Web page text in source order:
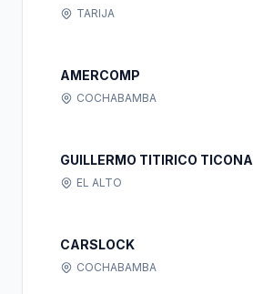
TARIJA
AMERCOMP
COCHABAMBA
GUILLERMO TITIRICO TICONA
EL ALTO
CARSLOCK
COCHABAMBA